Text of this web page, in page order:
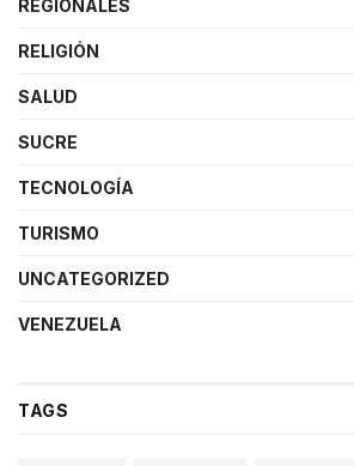
REGIONALES
RELIGIÓN
SALUD
SUCRE
TECNOLOGÍA
TURISMO
UNCATEGORIZED
VENEZUELA
TAGS